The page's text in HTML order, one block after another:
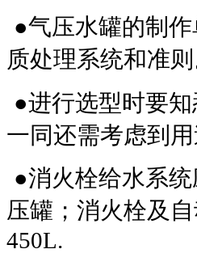
●气压水罐的制
质处理系统和准则
●进行选型时要
一同还需考虑到
●消火栓给水系
压罐；消火栓及
450L.